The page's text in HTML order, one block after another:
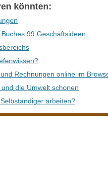
könnten:
99 Geschäftsideen
Rechnungen online im
die Umwelt schonen
arbeiten?